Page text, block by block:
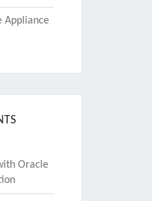
Appliance
Oracle